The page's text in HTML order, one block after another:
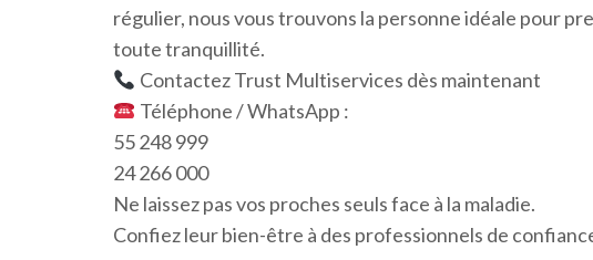
régulier, nous vous trouvons la personne idéale pour
toute tranquillité.
Contactez Trust Multiservices dès maintenant
Téléphone / WhatsApp :
55 248 999
24 266 000
Ne laissez pas vos proches seuls face à la maladie.
Confiez leur bien-être à des professionnels de